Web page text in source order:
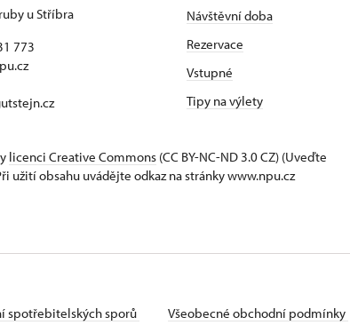
u Stříbra
773
Návštěvní doba
Rezervace
Vstupné
Tipy na výlety
licenci Creative Commons (CC BY-NC-ND 3.0 CZ) (Uveďte
užití obsahu uvádějte odkaz na stránky www.npu.cz
spotřebitelských sporů Všeobecné obchodní podmínky